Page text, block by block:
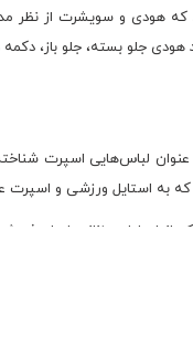
که هودی و سویشرت از نظر
هودی جلو بسته، جلو
لباس‌هایی اسپرت
به استایل ورزشی و اسپرت
لباس زنانه را برای